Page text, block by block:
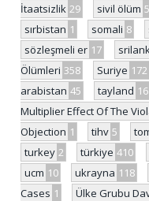
İtaatsizlik 29 sivil ölüm 5
sırbistan 1 somali 8
sözleşmeli er 17
Ölümleri 358 Suriye 172
arabistan 45 tayland 16
Multiplier Effect Of The
Objection 1 tihv 5
turkey 2 türkiye 410
ucm 10 ukrayna 118
Cases 1 Ülke Grubu